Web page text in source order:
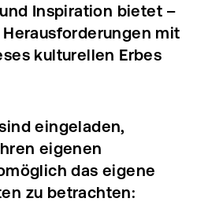
Inspiration bietet –
mit
kulturellen Erbes
eingeladen,
eigenen
das eigene
zu betrachten: